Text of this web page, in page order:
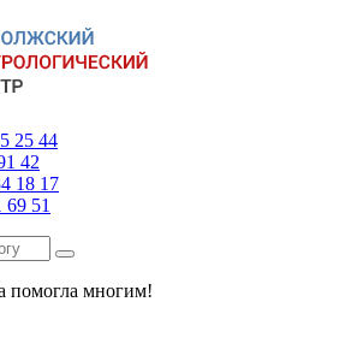
25 44
42
18 17
69 51
помогла многим!